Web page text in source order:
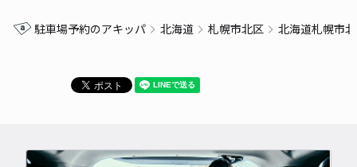
駐車場予約のアキッパ 北海道 札幌市北区 北海道札幌市